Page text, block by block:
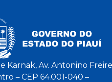
Karnak, Av. Antonino
– CEP 64.001-040 –